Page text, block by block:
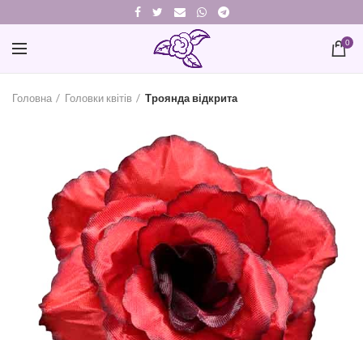
0
Головна Головки квітів Троянда відкрита